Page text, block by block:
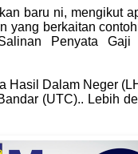
baru ni, mengikut
yang berkaitan
Penyata
Hasil Dalam Neger
(UTC).. Lebih